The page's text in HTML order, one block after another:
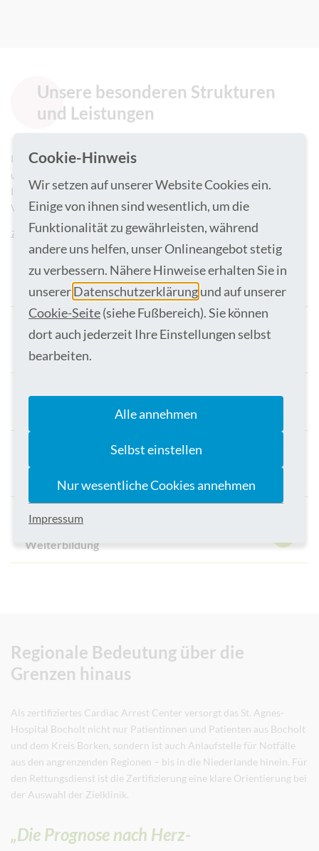
Unsere besonderen Strukturen
und Leistungen
Im St. Agnes-Hospital Bocholt arbeiten die Klinik für Kardiologie
und Elektrophysiologie sowie die Zentrale Notaufnahme und die
Intensivmedizin eng vernetzt zusammen. Gemeinsam stellen sie die
Versorgung rund um die Uhr sicher.
Zu den zertifizierungsrelevanten Strukturen zählen:
24/7 Verfügbarkeit eines Herzkatheterlabors
Spezialisierte Intensivstation mit lückenloser
Betreuung
Erfahrenes, interdisziplinäres Team
Zentrale Notaufnahme mit spezifischen
Abläufen
Weiterbildung
Regionale Bedeutung über die
Grenzen hinaus
Als zertifiziertes Cardiac Arrest Center versorgt das St. Agnes-
Hospital Bocholt nicht nur Patientinnen und Patienten aus Bocholt
und dem Kreis Borken, sondern ist auch Anlaufstelle für Notfälle
aus den angrenzenden Regionen – bis in die Niederlande hinein. Für
den Rettungsdienst ist die Zertifizierung eine klare Orientierung bei
der Auswahl der Zielklinik.
„Die Prognose nach Herz-
Cookie-Hinweis
Wir setzen auf unserer Website Cookies ein.
Einige von ihnen sind wesentlich, um die
Funktionalität zu gewährleisten, während
andere uns helfen, unser Onlineangebot stetig
zu verbessern. Nähere Hinweise erhalten Sie in
unsererDatenschutzerklärungund auf unserer
Cookie-Seite(siehe Fußbereich). Sie können
dort auch jederzeit Ihre Einstellungen selbst
bearbeiten.
Alle annehmen
Selbst einstellen
Nur wesentliche Cookies annehmen
Impressum